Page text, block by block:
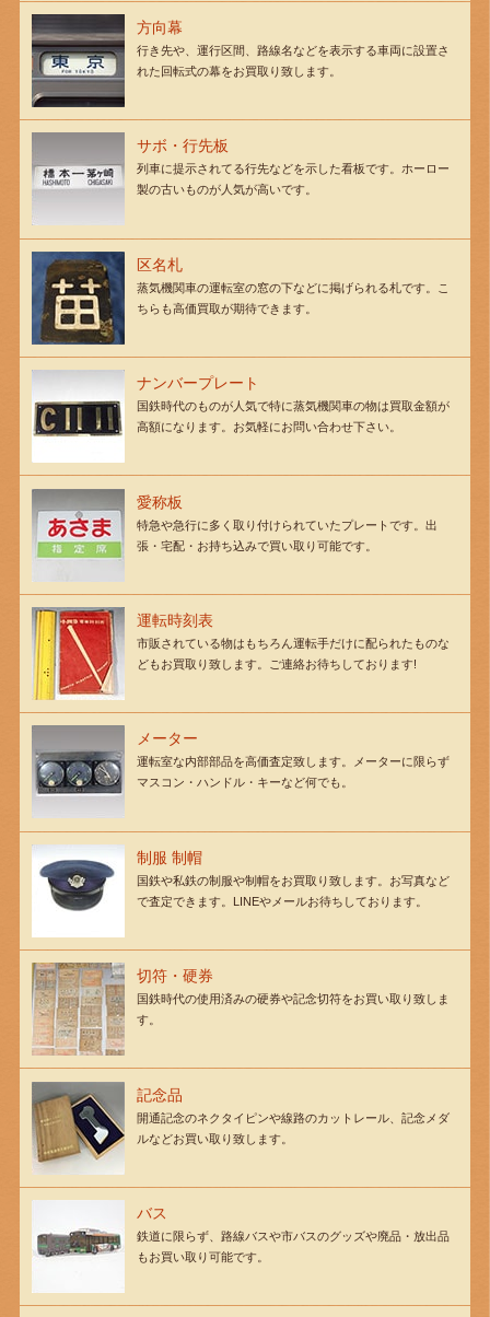
方向幕
行き先や、運行区間、路線名などを表示する車両に設置さ
れた回転式の幕をお買取り致します。
サボ・行先板
列車に提示されてる行先などを示した看板です。ホーロー
製の古いものが人気が高いです。
区名札
蒸気機関車の運転室の窓の下などに掲げられる札です。こ
ちらも高価買取が期待できます。
ナンバープレート
国鉄時代のものが人気で特に蒸気機関車の物は買取金額が
高額になります。お気軽にお問い合わせ下さい。
愛称板
特急や急行に多く取り付けられていたプレートです。出
張・宅配・お持ち込みで買い取り可能です。
運転時刻表
市販されている物はもちろん運転手だけに配られたものな
どもお買取り致します。ご連絡お待ちしております!
メーター
運転室な内部部品を高価査定致します。メーターに限らず
マスコン・ハンドル・キーなど何でも。
制服 制帽
国鉄や私鉄の制服や制帽をお買取り致します。お写真など
で査定できます。LINEやメールお待ちしております。
切符・硬券
国鉄時代の使用済みの硬券や記念切符をお買い取り致しま
す。
記念品
開通記念のネクタイピンや線路のカットレール、記念メダ
ルなどお買い取り致します。
バス
鉄道に限らず、路線バスや市バスのグッズや廃品・放出品
もお買い取り可能です。